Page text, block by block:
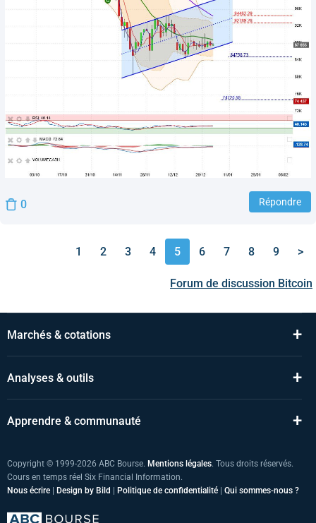
0 Répondre
1 2 3 4 5 6 7 8 9 >
Forum de discussion Bitcoin
Marchés & cotations +
Analyses & outils +
Apprendre & communauté +
Copyright © 1999-2026 ABC Bourse. Mentions légales. Tous droits réservés.
Cours en temps réel Six Financial Information.
Nous écrire
Design by Bild Politique de confidentialité Qui sommes-nous ?